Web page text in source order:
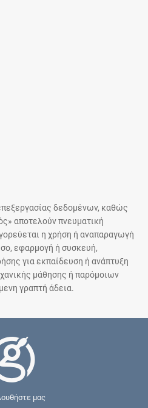
δεδομένων, καθώς
αποτελούν πνευματική
η χρήση ή αναπαραγωγή
εφαρμογή ή συσκευή,
για εκπαίδευση ή ανάπτυξη
μάθησης ή παρόμοιων
γραπτή άδεια.
μας